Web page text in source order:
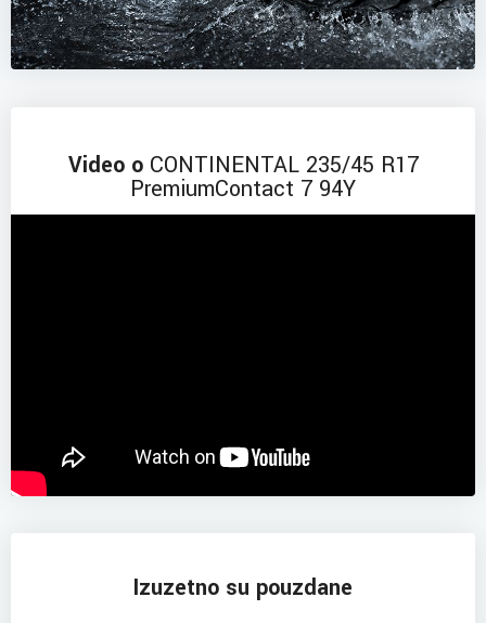
Video o CONTINENTAL 235/45 R17
PremiumContact 7 94Y
Izuzetno su pouzdane